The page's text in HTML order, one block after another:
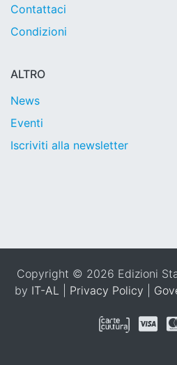
Contattaci
Condizioni
ALTRO
News
Eventi
Iscriviti alla newsletter
Copyright © 2026 Edizioni
by IT-AL Privacy Policy